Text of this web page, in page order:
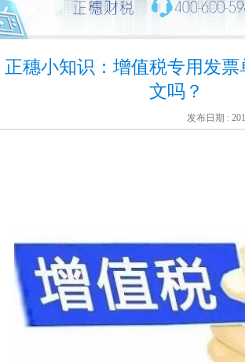
正穗小知识：增值税专用发
文吗？
发布日期 :